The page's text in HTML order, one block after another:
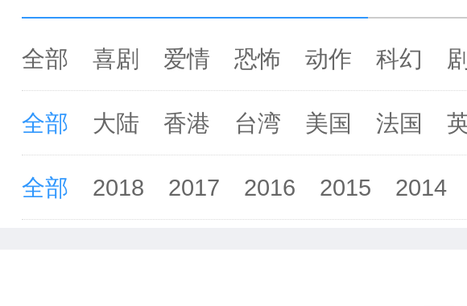
全部 喜剧 爱情 恐怖 动作 科幻
全部 大陆 香港 台湾 美国 法国
全部 2018 2017 2016 2015 2014